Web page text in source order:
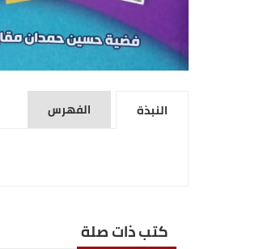
النبذة الفهرس
كتب ذات صلة